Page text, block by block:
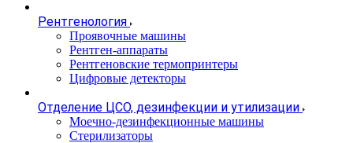
Рентгенология
Проявочные машины
Рентген-аппараты
Рентгеновские термопринтеры
Цифровые детекторы
Отделение ЦСО, дезинфекции и утилизации
Моечно-дезинфекционные машины
Стерилизаторы